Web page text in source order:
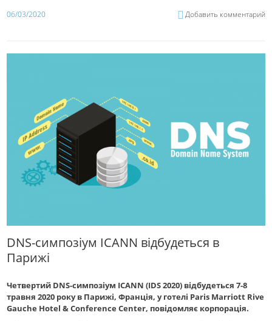
06/03/2020 Добавить комментарий
DNS-симпозіум ICANN відбудеться в
Парижі
Четвертий DNS-симпозіум ICANN (IDS 2020) відбудеться 7-8
травня 2020 року в Парижі, Франція, у готелі Paris Marriott Rive
Gauche Hotel & Conference Center, повідомляє корпорація.